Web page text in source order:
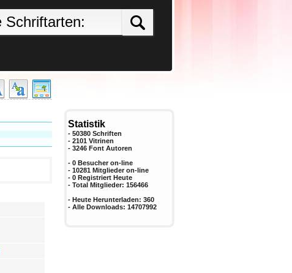
Statistik
- 50380 Schriften
- 2101 Vitrinen
- 3246 Font Autoren
- 0 Besucher on-line
- 10281 Mitglieder on-line
- 0 Registriert Heute
- Total Mitglieder: 156466
- Heute Herunterladen: 360
- Alle Downloads: 14707992